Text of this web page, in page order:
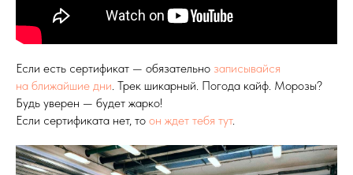
Если есть сертификат — обязательно записывайся
на ближайшие дни . Трек шикарный. Погода кайф. Морозы?
Будь уверен — будет жарко!
Если сертификата нет, то он ждет тебя тут.